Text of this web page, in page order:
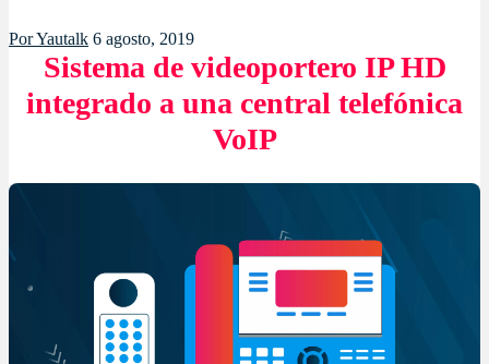
PorYautalk 6 agosto, 2019
Sistema de videoportero IP HD
integrado a una central telefónica
VoIP